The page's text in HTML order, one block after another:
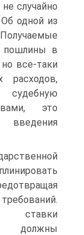
случайно
одной из
пошлины в
все-таки
расходов,
это
ставки
должны